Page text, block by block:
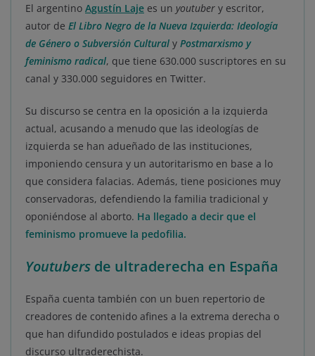
El argentino Agustín Laje es un youtuber y escritor,
autor de El Libro Negro de la Nueva Izquierda: Ideología
de Género o Subversión Cultural y Postmarxismo y
feminismo radical, que tiene 630.000 suscriptores en su
canal y 330.000 seguidores en Twitter.
Su discurso se centra en la oposición a la izquierda
actual, acusando a menudo que las ideologías de
izquierda se han adueñado de las instituciones,
imponiendo censura y un autoritarismo en base a lo
que considera falacias. Además, tiene posiciones muy
conservadoras, defendiendo la familia tradicional y
oponiéndose al aborto. Ha llegado a decir que el
feminismo promueve la pedofilia.
Youtubers de ultraderecha en España
España cuenta también con un buen repertorio de
creadores de contenido afines a la extrema derecha o
que han difundido postulados e ideas propias del
discurso ultraderechista.